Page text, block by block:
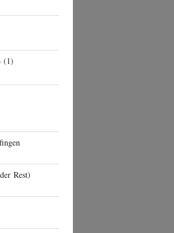
(1)
Rest)